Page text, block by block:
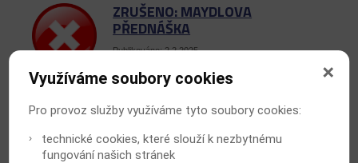
ZRUŠENO: MAYDLOVA
PŘEDNÁŠKA
Publikováno: 2.2.2025
Využíváme soubory cookies
Pro provoz služby využíváme tyto soubory cookies:
technické cookies, které slouží k nezbytnému
fungování našich stránek